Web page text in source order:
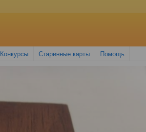
Конкурсы Старинные карты Помощь